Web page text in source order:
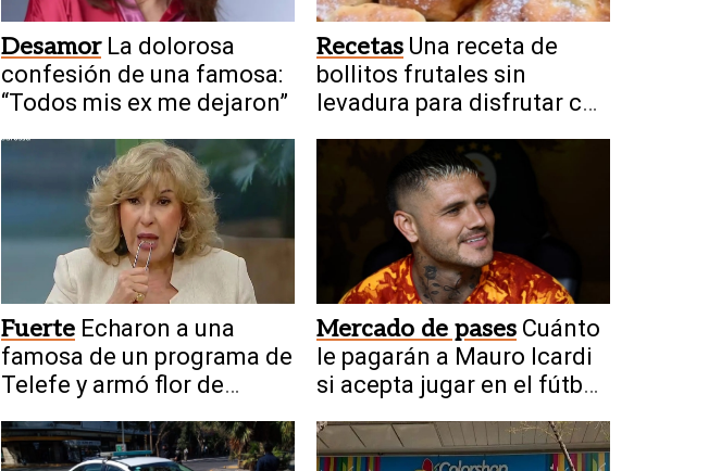
Desamor La dolorosa
confesión de una famosa:
“Todos mis ex me dejaron”
Recetas Una receta de
bollitos frutales sin
levadura para disfrutar con
Fuerte Echaron a una
famosa de un programa de
Telefe y armó flor de
Mercado de pases Cuánto
le pagarán a Mauro Icardi
si acepta jugar en el fútbol